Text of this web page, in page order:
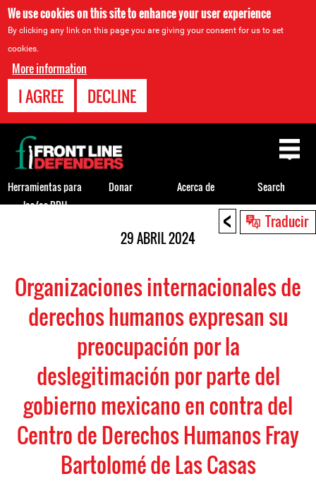
We use cookies on this site to enhance your user experience
By clicking any link on this page you are giving your consent for us to set
cookies.
More information
I AGREE DECLINE
< Traducir
29 ABRIL 2024
Organizaciones internacionales de
derechos humanos expresan su
preocupación por la
deslegitimación por parte del
gobierno mexicano en contra del
Centro de Derechos Humanos Fray
Bartolomé de Las Casas
Back
to
top
Herramientas para
los/as DDH
Donar Acerca de Search